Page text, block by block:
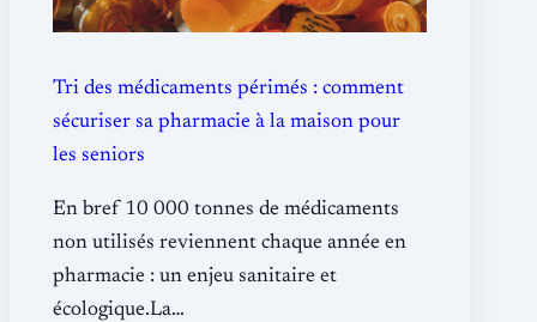
Tri des médicaments périmés : comment
sécuriser sa pharmacie à la maison pour
les seniors
En bref 10 000 tonnes de médicaments
non utilisés reviennent chaque année en
pharmacie : un enjeu sanitaire et
écologique.La…